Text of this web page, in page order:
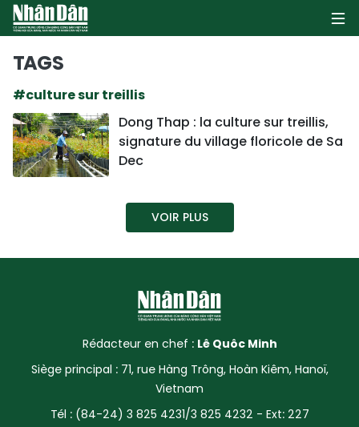
POLITIQUE
SOCIÉTÉ
CULTURE
TOURISME
ENVIRONNEMENT
SPORT
FRANCOPHONIE
TAGS
#culture sur treillis
Dong Thap : la culture sur treillis,
signature du village floricole de Sa
Dec
VOIR PLUS
Rédacteur en chef : Lê Quôc Minh
Siège principal : 71, rue Hàng Trông, Hoàn Kiêm, Hanoï,
Vietnam
Tél : (84-24) 3 825 4231/3 825 4232 - Ext: 227